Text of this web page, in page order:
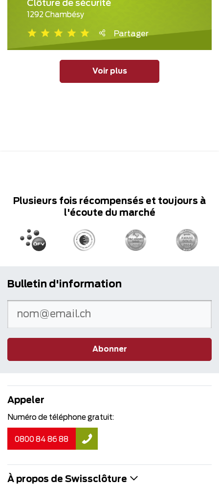
Clôture de sécurité
1292 Chambésy
Partager
Voir plus
Plusieurs fois récompensés et toujours à
l'écoute du marché
Bulletin d'information
Abonner
Appeler
Numéro de téléphone gratuit:
0800 84 86 88
À propos de Swissclôture